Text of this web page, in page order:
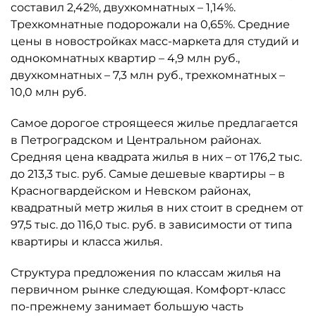
составил 2,42%, двухкомнатных – 1,14%.
Трехкомнатные подорожали на 0,65%. Средние
цены в новостройках масс-маркета для студий и
однокомнатных квартир – 4,9 млн руб.,
двухкомнатных – 7,3 млн руб., трехкомнатных –
10,0 млн руб.
Самое дорогое строящееся жилье предлагается
в Петроградском и Центральном районах.
Средняя цена квадрата жилья в них – от 176,2 тыс.
до 213,3 тыс. руб. Самые дешевые квартиры – в
Красногвардейском и Невском районах,
квадратный метр жилья в них стоит в среднем от
97,5 тыс. до 116,0 тыс. руб. в зависимости от типа
квартиры и класса жилья.
Структура предложения по классам жилья на
первичном рынке следующая. Комфорт-класс
по-прежнему занимает большую часть